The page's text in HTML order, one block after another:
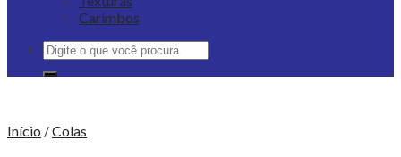
Carimbos
Pesquisar
por:
Início /Colas